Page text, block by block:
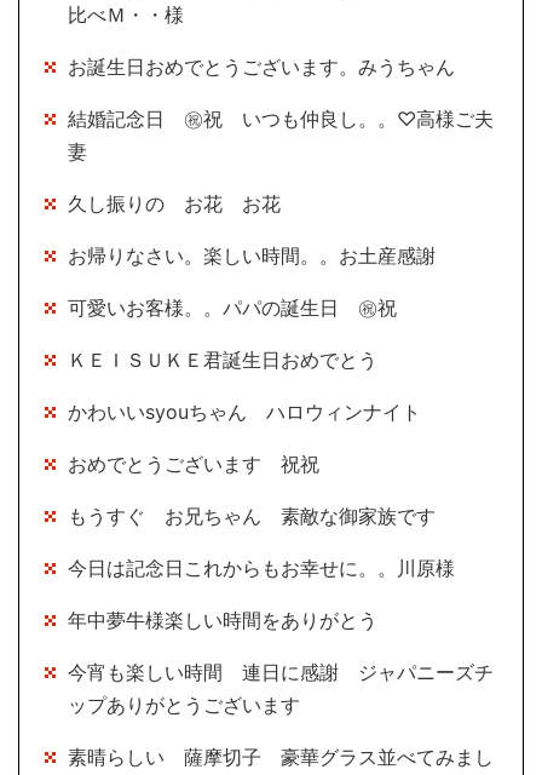
比べＭ・・様
お誕生日おめでとうございます。みうちゃん
結婚記念日 ㊗祝 いつも仲良し。。♡高様ご夫
妻
久し振りの お花 お花
お帰りなさい。楽しい時間。。お土産感謝
可愛いお客様。。パパの誕生日 ㊗祝
ＫＥＩＳＵＫＥ君誕生日おめでとう
かわいいsyouちゃん ハロウィンナイト
おめでとうございます 祝祝
もうすぐ お兄ちゃん 素敵な御家族です
今日は記念日これからもお幸せに。。川原様
年中夢牛様楽しい時間をありがとう
今宵も楽しい時間 連日に感謝 ジャパニーズチ
ップありがとうございます
素晴らしい 薩摩切子 豪華グラス並べてみまし